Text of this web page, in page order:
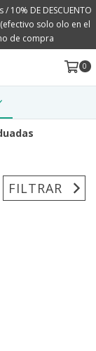
DE DESCUENTO
solo olo en el
de compra
0
FILTRAR